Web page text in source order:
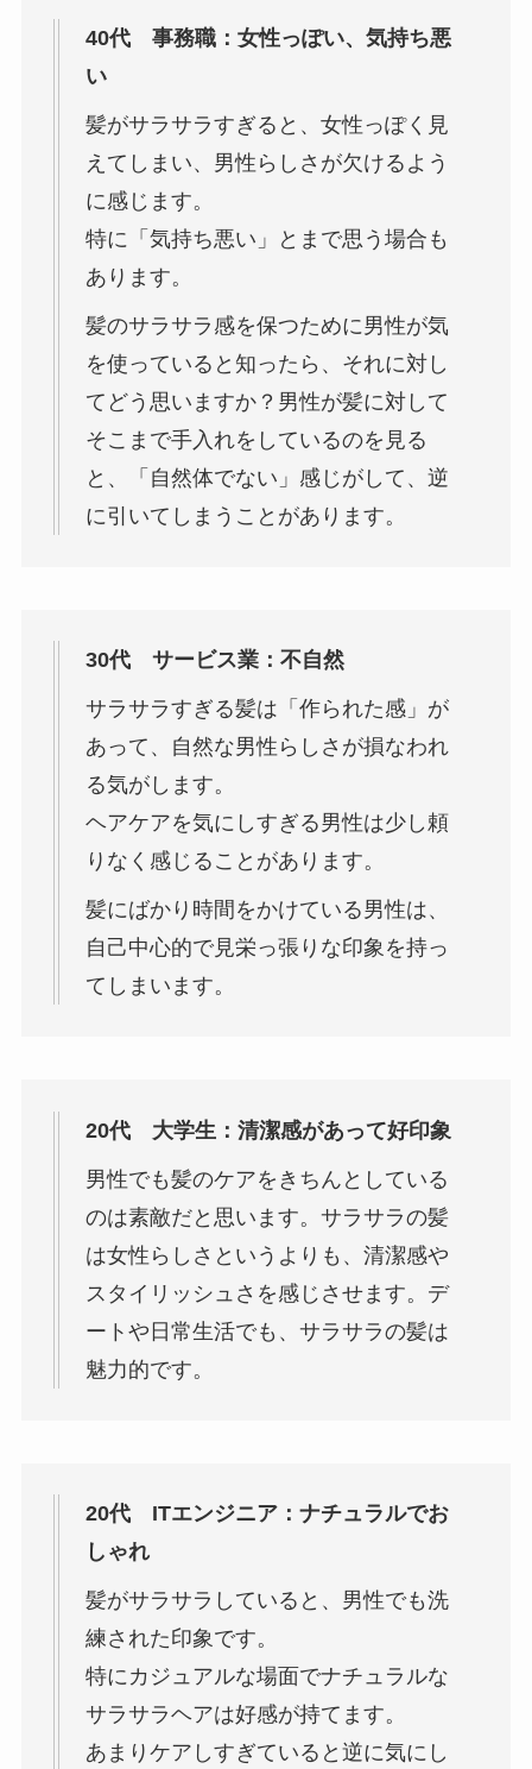
40代 事務職：女性っぽい、気持ち悪
い
髪がサラサラすぎると、女性っぽく見
えてしまい、男性らしさが欠けるよう
に感じます。
特に「気持ち悪い」とまで思う場合も
あります。
髪のサラサラ感を保つために男性が気
を使っていると知ったら、それに対し
てどう思いますか？男性が髪に対して
そこまで手入れをしているのを見る
と、「自然体でない」感じがして、逆
に引いてしまうことがあります。
30代 サービス業：不自然
サラサラすぎる髪は「作られた感」が
あって、自然な男性らしさが損なわれ
る気がします。
ヘアケアを気にしすぎる男性は少し頼
りなく感じることがあります。
髪にばかり時間をかけている男性は、
自己中心的で見栄っ張りな印象を持っ
てしまいます。
20代 大学生：清潔感があって好印象
男性でも髪のケアをきちんとしている
のは素敵だと思います。サラサラの髪
は女性らしさというよりも、清潔感や
スタイリッシュさを感じさせます。デ
ートや日常生活でも、サラサラの髪は
魅力的です。
20代 ITエンジニア：ナチュラルでお
しゃれ
髪がサラサラしていると、男性でも洗
練された印象です。
特にカジュアルな場面でナチュラルな
サラサラヘアは好感が持てます。
あまりケアしすぎていると逆に気にし